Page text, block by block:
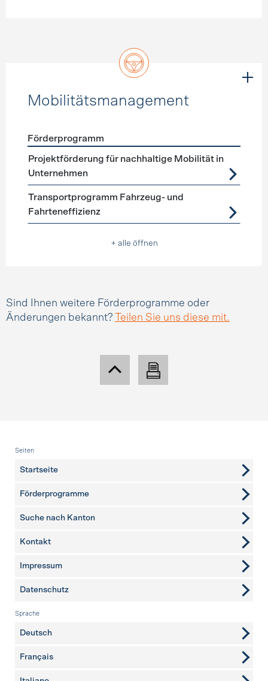
Mobilitätsmanagement
Förderprogramme Mobilitätsmanagement
Förderprogramm
Projektförderung für nachhaltige Mobilität in
Unternehmen
Transportprogramm Fahrzeug- und
Fahrteneffizienz
+ alle öffnen
Sind Ihnen weitere Förderprogramme oder
Änderungen bekannt?
Teilen Sie uns diese mit.
Fusszeile
Seiten
Startseite
Förderprogramme
Suche nach Kanton
weitere Seiten
Kontakt
Impressum
Datenschutz
Sprache
Deutsch
Français